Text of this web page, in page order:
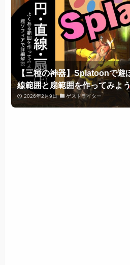
【三種の神器】Splatoonで遊
線範囲と扇範囲を作ってみよ
2026年2月9日 ゲストライター